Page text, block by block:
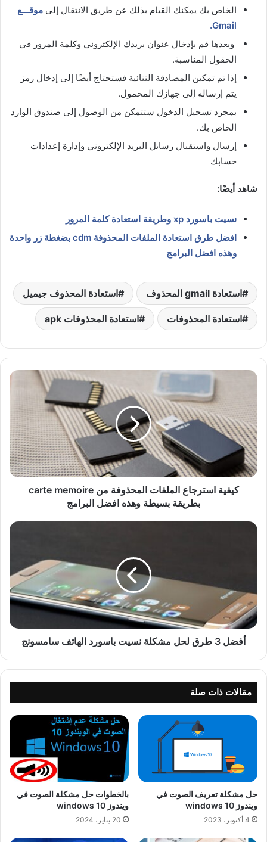
الخاص بك يمكنك القيام بذلك عن طريق الانتقال إلى موقـــع
Gmail.
وبعدها قم بإدخال عنوان بريدك الإلكتروني وكلمة المرور في
الحقول المناسبة.
إذا تم تمكين المصادقة الثنائية فستحتاج أيضًا إلى إدخال رمز
يتم إرساله إلى جهازك المحمول.
بمجرد تسجيل الدخول ستتمكن من الوصول إلى صندوق الوارد
الخاص بك.
إرسال واستقبال رسائل البريد الإلكتروني وإدارة إعدادات
حسابك
شاهد أيضًا:
نسيت باسورد xp وطريقة استعادة كلمة المرور
افضل طرق استعادة الملفات المحذوفة cdm بضغطة زر واحدة
وهذه افضل البرامج
استعادة gmail المحذوف استعادة المحذوف جيميل
استعادة المحذوفات استعادة المحذوفات apk
كيفية استرجاع الملفات المحذوفة من carte memoire
بطريقة بسيطة وهذه افضل البرامج
أفضل 3 طرق لحل مشكلة نسيت باسورد الهاتف سامسونج
مقالات ذات صلة
حل مشكلة تعريف الصوت في
ويندوز windows 10
4 أكتوبر، 2023
بالخطوات حل مشكلة الصوت في
ويندوز 10 windows
20 يناير، 2024